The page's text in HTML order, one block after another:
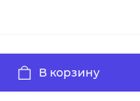
В корзину